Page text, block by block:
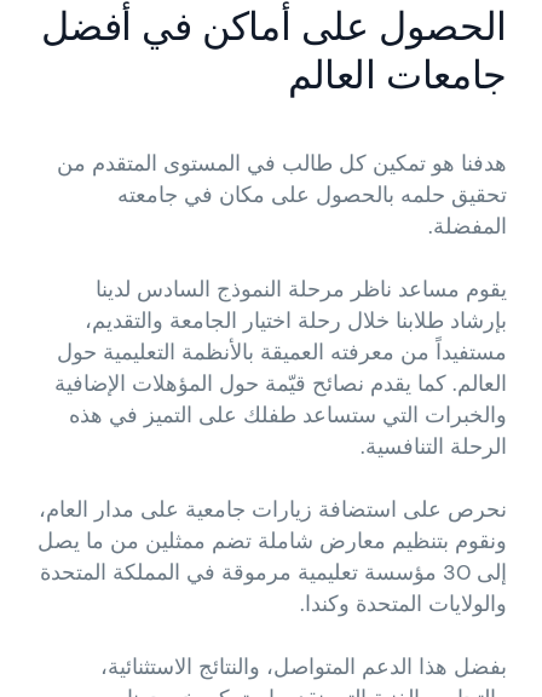
الحصول على أماكن في أفضل
جامعات العالم
هدفنا هو تمكين كل طالب في المستوى المتقدم من
تحقيق حلمه بالحصول على مكان في جامعته
المفضلة.
يقوم مساعد ناظر مرحلة النموذج السادس لدينا
بإرشاد طلابنا خلال رحلة اختيار الجامعة والتقديم،
مستفيداً من معرفته العميقة بالأنظمة التعليمية حول
العالم. كما يقدم نصائح قيّمة حول المؤهلات الإضافية
والخبرات التي ستساعد طفلك على التميز في هذه
الرحلة التنافسية.
نحرص على استضافة زيارات جامعية على مدار العام،
ونقوم بتنظيم معارض شاملة تضم ممثلين من ما يصل
إلى 30 مؤسسة تعليمية مرموقة في المملكة المتحدة
والولايات المتحدة وكندا.
بفضل هذا الدعم المتواصل، والنتائج الاستثنائية،